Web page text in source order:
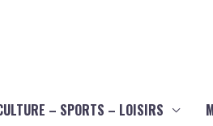
– SPORTS – LOISIRS